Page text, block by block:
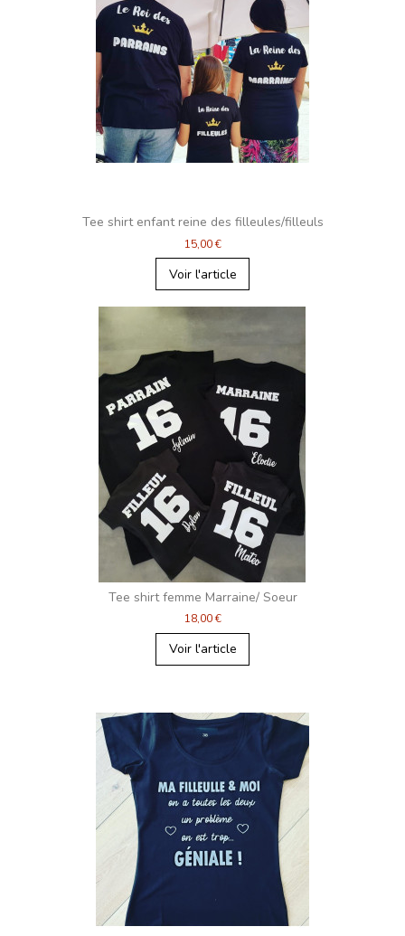
Tee shirt enfant reine des filleules/filleuls
15,00 €
Voir l'article
Tee shirt femme Marraine/ Soeur
18,00 €
Voir l'article